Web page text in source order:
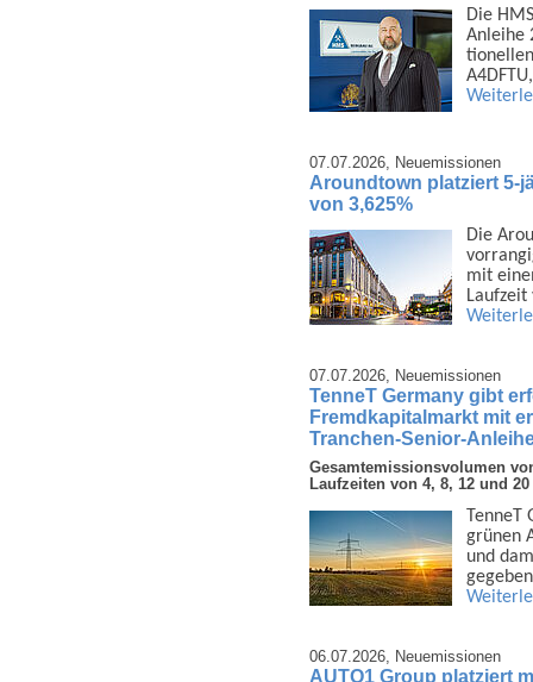
Die
Anleihe
07.07.2026, Neuemissionen
Aroundtown platziert 5-
von 3,625%
Die
mit
Laufzeit
07.07.2026, Neuemissionen
TenneT Germany gibt
Fremdkapitalmarkt mit
Tranchen-Senior-
Gesamtemissionsvolumen
Laufzeiten von 4, 8, 12 und
grünen
und
06.07.2026, Neuemissionen
AUTO1 Group platziert